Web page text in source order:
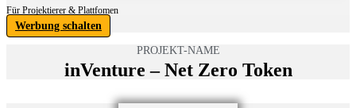
Für Projektierer & Plattfomen
Werbung schalten
PROJEKT-NAME
inVenture – Net Zero Token